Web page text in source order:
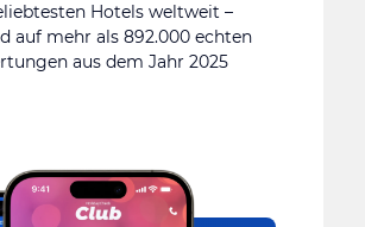
Hotels weltweit –
auf mehr als 892.000 echten
aus dem Jahr 2025